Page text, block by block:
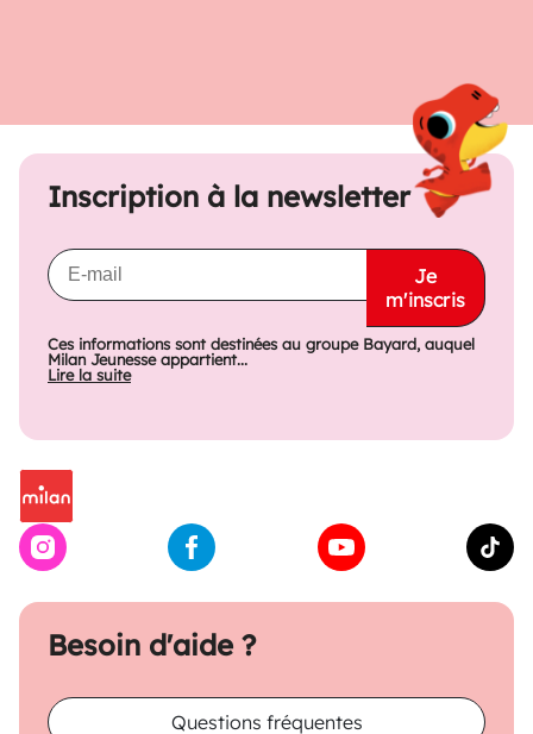
Besoin d'aide ?
Questions fréquentes
Inscription à la newsletter
Je
m'inscris
Ces informations sont destinées au groupe Bayard, auquel
Milan Jeunesse appartient...
Lire la suite